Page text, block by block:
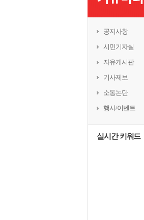
공지사항
시민기자실
자유게시판
기사제보
소통논단
행사/이벤트
실시간 키워드